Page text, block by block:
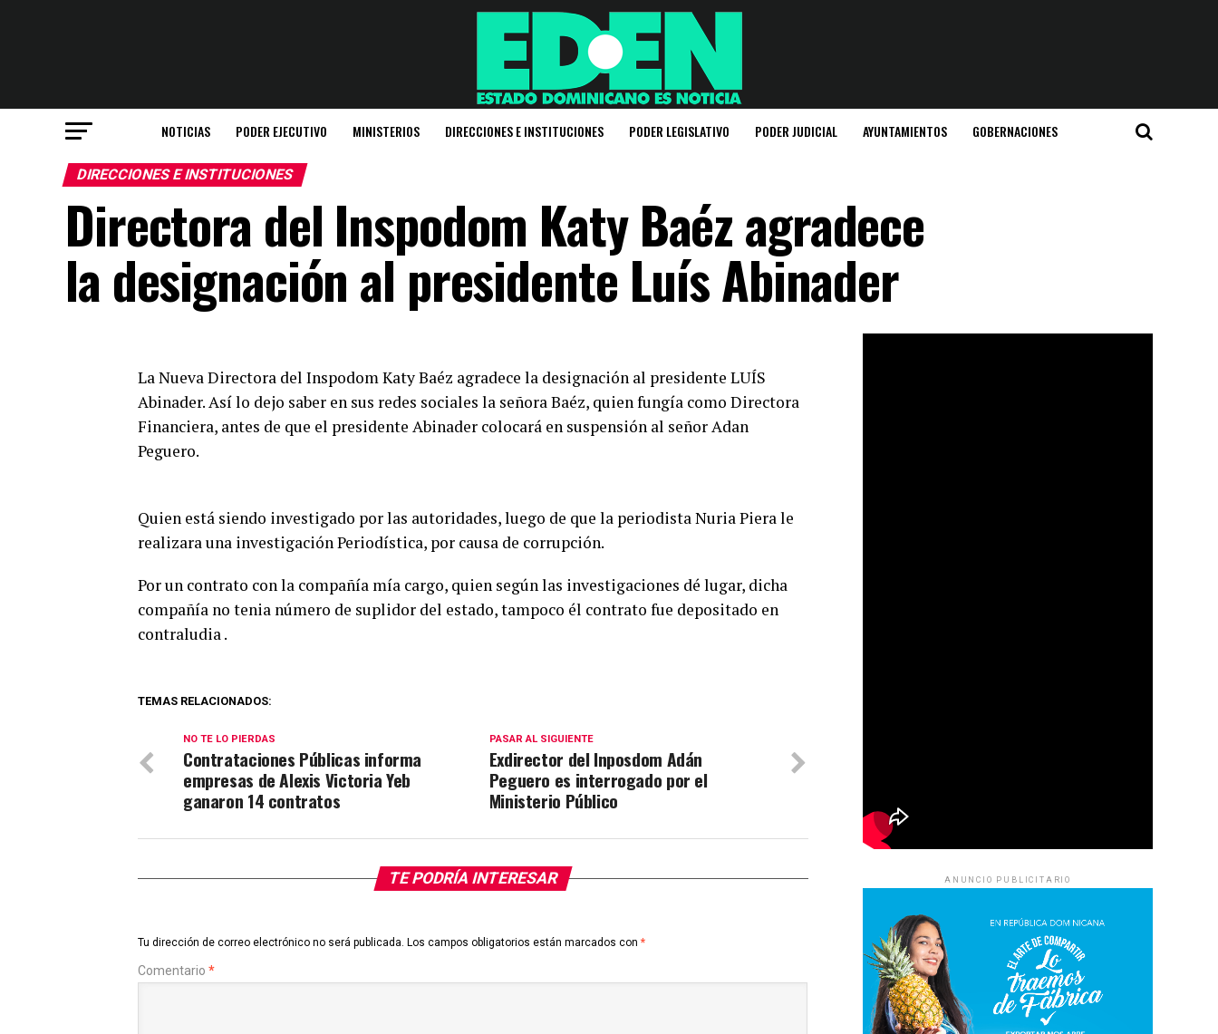
NOTICIAS PODER EJECUTIVO MINISTERIOS DIRECCIONES E INSTITUCIONES PODER LEGISLATIVO PODER JUDICIAL AYUNTAMIENTOS GOBERNACIONES
DIRECCIONES E INSTITUCIONES
Directora del Inspodom Katy Baéz agradece
la designación al presidente Luís Abinader
La Nueva Directora del Inspodom Katy Baéz agradece la designación al presidente LUÍS
Abinader. Así lo dejo saber en sus redes sociales la señora Baéz, quien fungía como Directora
Financiera, antes de que el presidente Abinader colocará en suspensión al señor Adan
Peguero.
Quien está siendo investigado por las autoridades, luego de que la periodista Nuria Piera le
realizara una investigación Periodística, por causa de corrupción.
Por un contrato con la compañía mía cargo, quien según las investigaciones dé lugar, dicha
compañía no tenia número de suplidor del estado, tampoco él contrato fue depositado en
contraludia .
TEMAS RELACIONADOS:
PASAR AL SIGUIENTE
Exdirector del Inposdom Adán
Peguero es interrogado por el
Ministerio Público
NO TE LO PIERDAS
Contrataciones Públicas informa
empresas de Alexis Victoria Yeb
ganaron 14 contratos
TE PODRÍA INTERESAR
Tu dirección de correo electrónico no será publicada. Los campos obligatorios están marcados con *
Comentario *
ANUNCIO PUBLICITARIO